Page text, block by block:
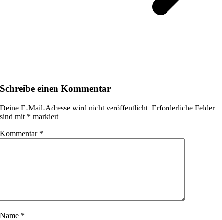
Schreibe einen Kommentar
Deine E-Mail-Adresse wird nicht veröffentlicht. Erforderliche Felder
sind mit * markiert
Kommentar *
Name *